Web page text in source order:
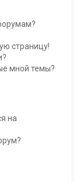
страницу!
мной темы?
на